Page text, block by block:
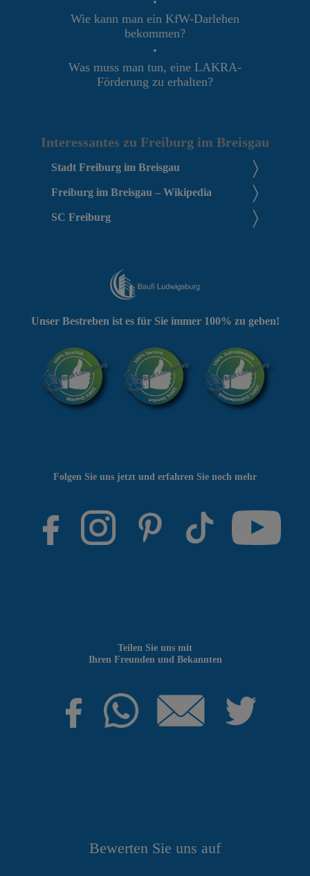
Wie kann man ein KfW-Darlehen
bekommen?
•
Was muss man tun, eine LAKRA-
Förderung zu erhalten?
Interessantes zu Freiburg im Breisgau
Stadt Freiburg im Breisgau
Freiburg im Breisgau – Wikipedia
SC Freiburg
Bewerten Sie uns auf
Teilen Sie uns mit
Ihren Freunden und Bekannten
Folgen Sie uns jetzt und erfahren Sie noch mehr
Unser Bestreben ist es für Sie immer 100% zu geben!